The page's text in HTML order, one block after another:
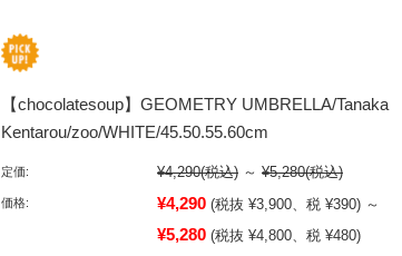
【chocolatesoup】GEOMETRY UMBRELLA/Tanaka
Kentarou/zoo/WHITE/45.50.55.60cm
定価: ¥4,290(税込) ～ ¥5,280(税込)
価格: ¥4,290 (税抜 ¥3,900、税 ¥390) ～
¥5,280 (税抜 ¥4,800、税 ¥480)